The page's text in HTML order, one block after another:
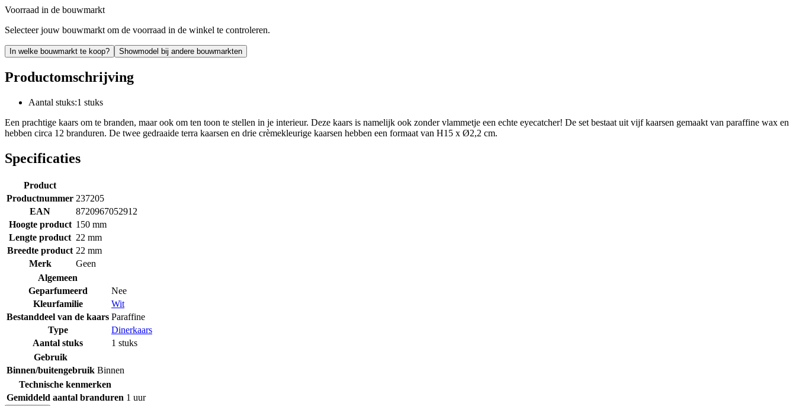
Voorraad in de bouwmarkt
Selecteer jouw bouwmarkt om de voorraad in de winkel te controleren.
In welke bouwmarkt te koop? Showmodel bij andere bouwmarkten
Productomschrijving
Aantal stuks:1 stuks
Een prachtige kaars om te branden, maar ook om ten toon te stellen in je interieur. Deze kaars is namelijk ook zonder vlammetje een echte eyecatcher! De set bestaat uit vijf kaarsen gemaakt van paraffine wax en
hebben circa 12 branduren. De twee gedraaide terra kaarsen en drie crèmekleurige kaarsen hebben een formaat van H15 x Ø2,2 cm.
Specificaties
Product
Productnummer 237205
EAN
8720967052912
Hoogte product 150 mm
Lengte product 22 mm
Breedte product 22 mm
Merk
Geen
Algemeen
Geparfumeerd
Nee
Kleurfamilie
Wit
Bestanddeel van de kaars Paraffine
Type
Dinerkaars
Aantal stuks
1 stuks
Gebruik
Binnen/buitengebruik Binnen
Technische kenmerken
Gemiddeld aantal branduren 1 uur